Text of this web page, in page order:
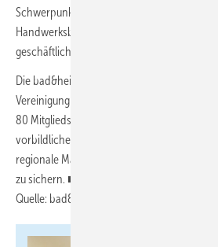
Schwerpunkt seiner Diplomarbeit. Er ist
Handwerksbetriebe, die in einer
geschäftlich als auch persönlich
Die bad&heizung AG mit Sitz in Geislingen
Vereinigung fortschrittlicher SHK-
80 Mitgliedsbetriebe. Ziel der Organisation
vorbildliche Betriebsorganisation und
regionale Marktführerschaft ihrer
zu sichern. ■
Quelle: bad&heizung / ml